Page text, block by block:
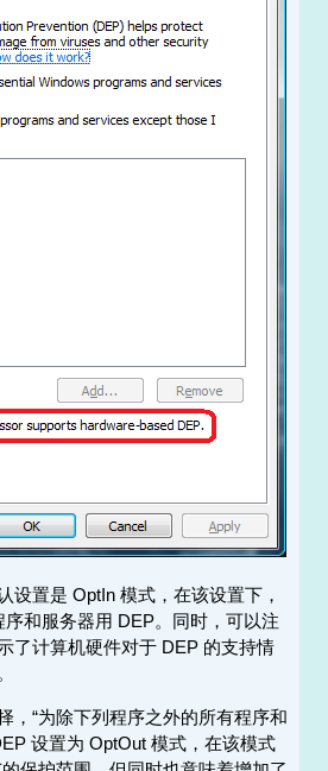
设置是 OptIn 模式，在该设置下，
和服务器用 DEP。同时，可以注
了计算机硬件对于 DEP 的支持情
，“为除下列程序之外的所有程序和
设置为 OptOut 模式，在该模式